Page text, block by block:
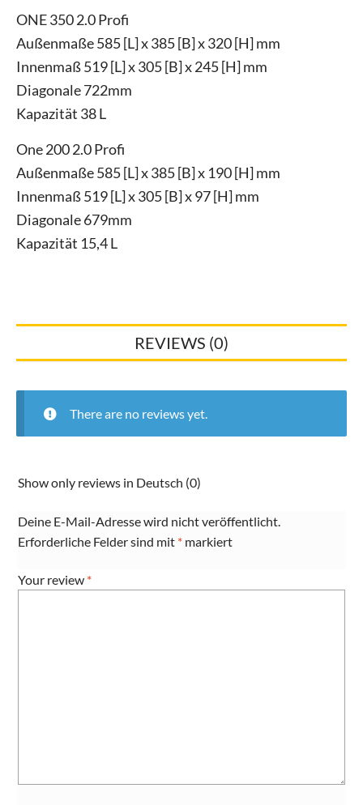
ONE 350 2.0 Profi
Außenmaße 585 [L] x 385 [B] x 320 [H] mm
Innenmaß 519 [L] x 305 [B] x 245 [H] mm
Diagonale 722mm
Kapazität 38 L
One 200 2.0 Profi
Außenmaße 585 [L] x 385 [B] x 190 [H] mm
Innenmaß 519 [L] x 305 [B] x 97 [H] mm
Diagonale 679mm
Kapazität 15,4 L
REVIEWS (0)
There are no reviews yet.
Show only reviews in Deutsch (0)
Deine E-Mail-Adresse wird nicht veröffentlicht.
Erforderliche Felder sind mit * markiert
Your review *